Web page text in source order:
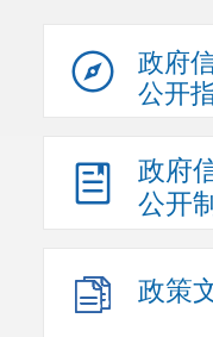
政府
公开
政府
公开
政策